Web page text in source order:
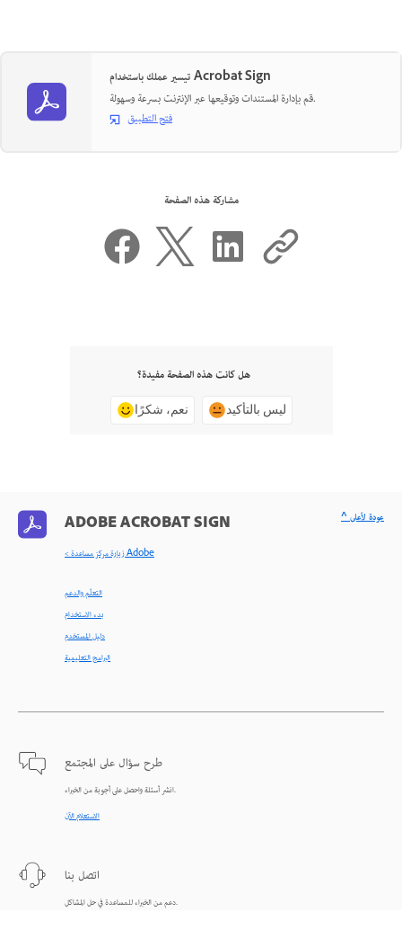
تيسير عملك باستخدام Acrobat Sign
قم بإدارة المستندات وتوقيعها عبر الإنترنت بسرعة وسهولة.
فتح التطبيق
مشاركة هذه الصفحة
هل كانت هذه الصفحة مفيدة؟
نعم، شكرًا ليس بالتأكيد
ADOBE ACROBAT SIGN
< زيارة مركز مساعدة Adobe
التعلّم والدعم
بدء الاستخدام
دليل المستخدم
البرامج التعليمية
طرح سؤال على المجتمع
انشر أسئلة واحصل على أجوبة من الخبراء.
الاستعلام الآن
اتصل بنا
دعم من الخبراء للمساعدة في حل المشاكل.
^ عودة لأعلى